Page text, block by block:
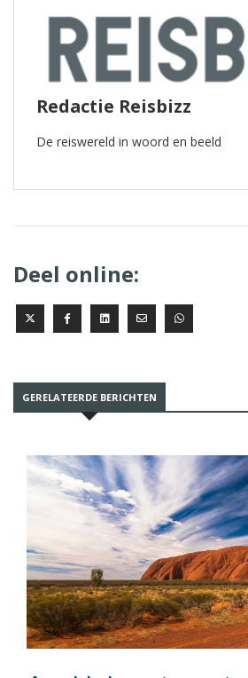
Redactie Reisbizz
De reiswereld in woord en beeld
Deel online:
GERELATEERDE BERICHTEN